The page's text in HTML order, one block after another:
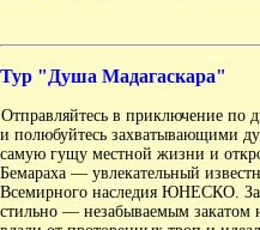
Тур "Душа Мадагаскара"
Отправляйтесь в приключение по
и полюбуйтесь захватывающими
самую гущу местной жизни и
Бемараха — увлекательный
Всемирного наследия ЮНЕСКО.
стильно — незабываемым закатом